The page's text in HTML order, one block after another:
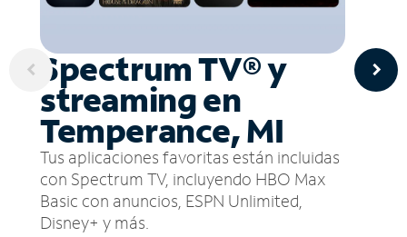
Spectrum TV® y
streaming en
Temperance, MI
Tus aplicaciones favoritas están incluidas
con Spectrum TV, incluyendo HBO Max
Basic con anuncios, ESPN Unlimited,
Disney+ y más.